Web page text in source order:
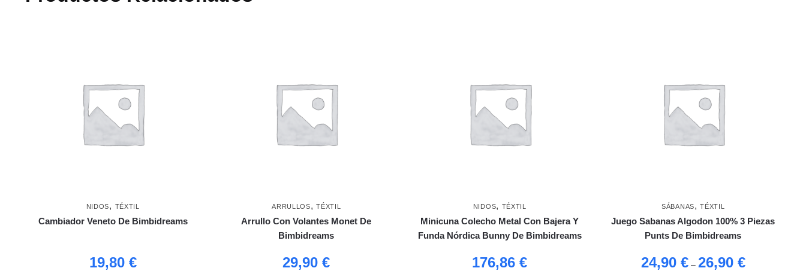
NIDOS, TÉXTIL
Cambiador Veneto De Bimbidreams
19,80 €
ARRULLOS,TÉXTIL
Arrullo Con Volantes Monet De
Bimbidreams
29,90€
NIDOS, TÉXTIL
Minicuna Colecho Metal Con Bajera Y
Funda Nórdica Bunny De Bimbidreams
176,86€
SÁBANAS,TÉXTIL
Juego Sabanas Algodon 100% 3 Piezas
Punts De Bimbidreams
24,90 €– 26,90 €